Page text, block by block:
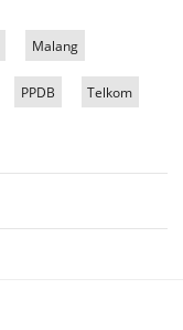
Malang
PPDB Telkom